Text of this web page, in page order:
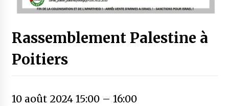
Rassemblement Palestine à
Poitiers
10 août 2024 15:00– 16:00